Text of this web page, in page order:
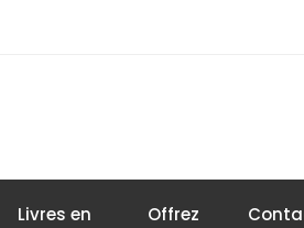
Livres en
Offrez